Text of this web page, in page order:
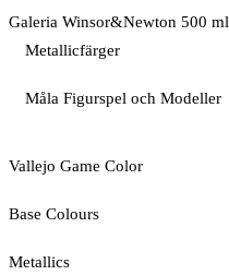
Galeria Winsor&Newton 500 ml
Metallicfärger
Måla Figurspel och Modeller
Vallejo Game Color
Base Colours
Metallics